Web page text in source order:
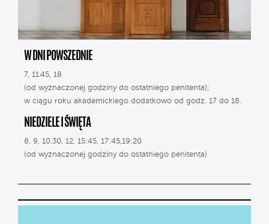
W DNI POWSZEDNIE
7, 11.45, 18
(od wyznaczonej godziny do ostatniego penitenta);
w ciągu roku akademickiego dodatkowo od godz. 17 do 18.
NIEDZIELE I ŚWIĘTA
8, 9, 10.30, 12, 15:45, 17:45,19:20
(od wyznaczonej godziny do ostatniego penitenta)